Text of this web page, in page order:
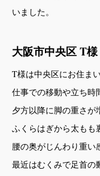
いました。
大阪市中央区 T様
T様は中央区にお住ま
仕事での移動や立ち時
夕方以降に脚の重さが
ふくらはぎから太もも
腰の奥がじんわり重い
最近はむくみで足首の